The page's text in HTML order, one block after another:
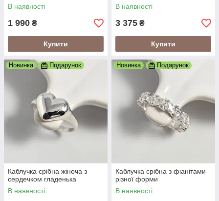
В наявності
1 990 ₴
Купити
В наявності
3 375 ₴
Купити
Новинка Подарунок
Каблучка срібна жіноча з
сердечком гладенька
В наявності
Новинка Подарунок
Каблучка срібна з фіанітами
різної форми
В наявності